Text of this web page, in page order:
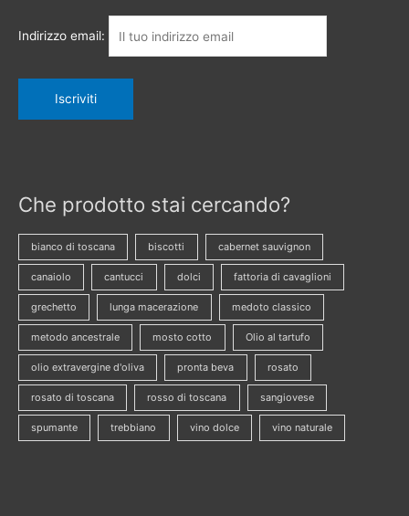
Indirizzo email:
Che prodotto stai cercando?
bianco di toscana biscotti cabernet sauvignon
canaiolo cantucci dolci fattoria di cavaglioni
grechetto lunga macerazione medoto classico
metodo ancestrale mosto cotto Olio al tartufo
olio extravergine d'oliva pronta beva rosato
rosato di toscana rosso di toscana sangiovese
spumante trebbiano vino dolce vino naturale